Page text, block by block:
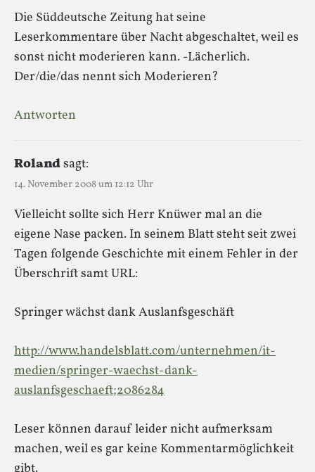
Die Süddeutsche Zeitung hat seine
Leserkommentare über Nacht abgeschaltet, weil es
sonst nicht moderieren kann. -Lächerlich.
Der/die/das nennt sich Moderieren?
Antworten
Rolandsagt:
14. November 2008 um 12:12 Uhr
Vielleicht sollte sich Herr Knüwer mal an die
eigene Nase packen. In seinem Blatt steht seit zwei
Tagen folgende Geschichte mit einem Fehler in der
Überschrift samt URL:
Springer wächst dank Auslanfsgeschäft
http://www.handelsblatt.com/unternehmen/it-
medien/springer-waechst-dank-
auslanfsgeschaeft;2086284
Leser können darauf leider nicht aufmerksam
machen, weil es gar keine Kommentarmöglichkeit